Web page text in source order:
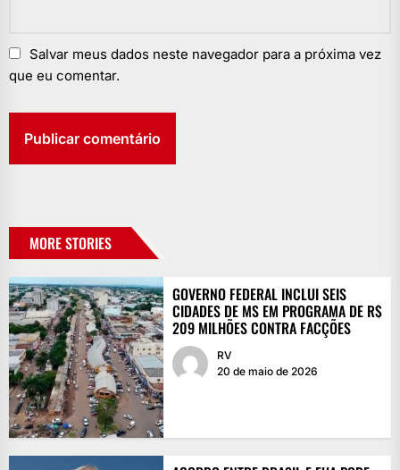
Salvar meus dados neste navegador para a próxima vez
que eu comentar.
MORE STORIES
GOVERNO FEDERAL INCLUI SEIS
CIDADES DE MS EM PROGRAMA DE R$
209 MILHÕES CONTRA FACÇÕES
RV
20 de maio de 2026